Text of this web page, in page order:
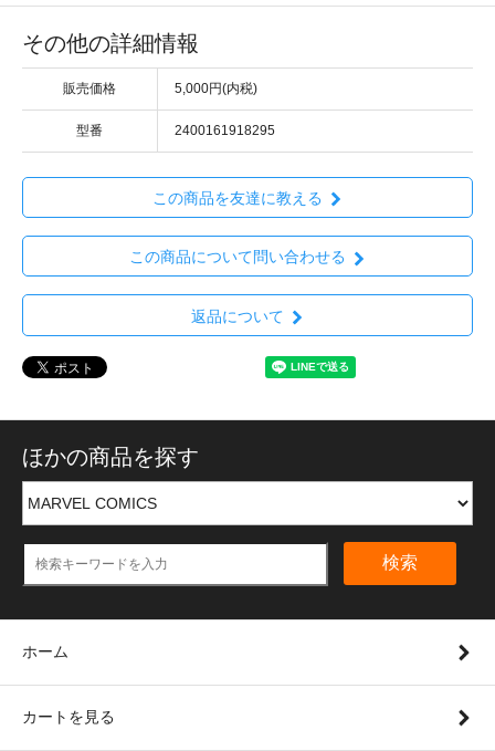
その他の詳細情報
販売価格 5,000円(内税)
型番 2400161918295
この商品を友達に教える
この商品について問い合わせる
返品について
ほかの商品を探す
検索
ホーム
カートを見る